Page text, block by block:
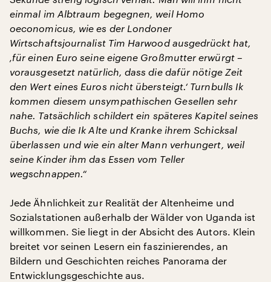
einmal im Albtraum begegnen, weil Homo
oeconomicus, wie es der Londoner
Wirtschaftsjournalist Tim Harwood ausgedrückt hat,
‚für einen Euro seine eigene Großmutter erwürgt –
vorausgesetzt natürlich, dass die dafür nötige Zeit
den Wert eines Euros nicht übersteigt.‘ Turnbulls Ik
kommen diesem unsympathischen Gesellen sehr
nahe. Tatsächlich schildert ein späteres Kapitel seines
Buchs, wie die Ik Alte und Kranke ihrem Schicksal
überlassen und wie ein alter Mann verhungert, weil
seine Kinder ihm das Essen vom Teller
wegschnappen.“
Jede Ähnlichkeit zur Realität der Altenheime und
Sozialstationen außerhalb der Wälder von Uganda ist
willkommen. Sie liegt in der Absicht des Autors. Klein
breitet vor seinen Lesern ein faszinierendes, an
Bildern und Geschichten reiches Panorama der
Entwicklungsgeschichte aus.